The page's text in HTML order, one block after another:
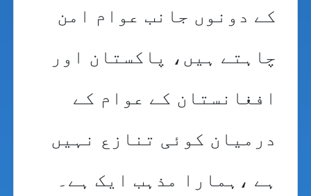
کے دونوں جانب عوام امن
چاہتے ہیں، پاکستان اور
افغانستان کے عوام کے
درمیان کوئی تنازع نہیں
ہے ،ہمارا مذہب ایک ہے۔